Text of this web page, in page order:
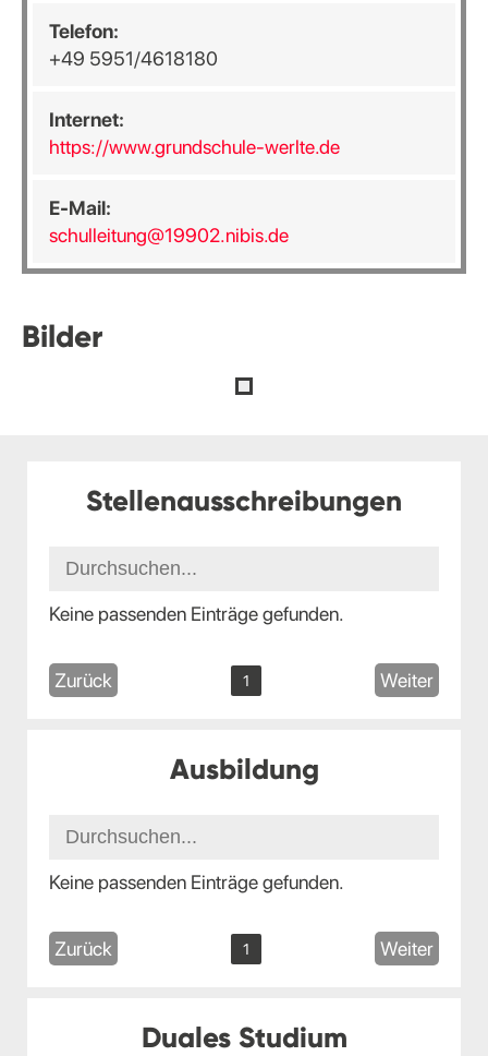
Telefon:
+49 5951/4618180
Internet:
https://www.grundschule-werlte.de
E-Mail:
schulleitung@19902.nibis.de
Bilder
Stellenausschreibungen
Keine passenden Einträge gefunden.
Zurück 1 Weiter
Ausbildung
Keine passenden Einträge gefunden.
Zurück 1 Weiter
Duales Studium